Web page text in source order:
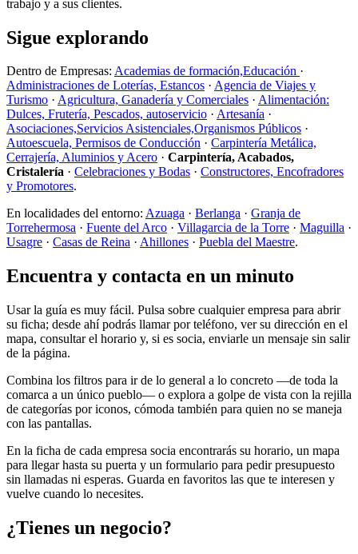
trabajo y a sus clientes.
Sigue explorando
Dentro de Empresas: Academias de formación,Educación ·
Administraciones de Loterías, Estancos · Agencia de Viajes y
Turismo · Agricultura, Ganadería y Comerciales · Alimentación:
Dulces, Frutería, Pescados, autoservicio · Artesanía ·
Asociaciones,Servicios Asistenciales,Organismos Públicos ·
Autoescuela, Permisos de Conducción · Carpintería Metálica,
Cerrajería, Aluminios y Acero · Carpintería, Acabados,
Cristalería · Celebraciones y Bodas · Constructores, Encofradores
y Promotores.
En localidades del entorno: Azuaga · Berlanga · Granja de
Torrehermosa · Fuente del Arco · Villagarcia de la Torre · Maguilla ·
Usagre · Casas de Reina · Ahillones · Puebla del Maestre.
Encuentra y contacta en un minuto
Usar la guía es muy fácil. Pulsa sobre cualquier empresa para abrir
su ficha; desde ahí podrás llamar por teléfono, ver su dirección en el
mapa, consultar el horario y, si es socia, enviarle un mensaje sin salir
de la página.
Combina los filtros para ir de lo general a lo concreto —de toda la
comarca a un único pueblo— o explora a golpe de vista con la rejilla
de categorías por iconos, cómoda también para quien no se maneja
con las pantallas.
En la ficha de cada empresa socia encontrarás su horario, un mapa
para llegar hasta su puerta y un formulario para pedir presupuesto
sin llamadas ni esperas. Guarda en favoritos las que te interesen y
vuelve cuando lo necesites.
¿Tienes un negocio?